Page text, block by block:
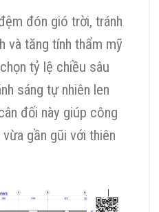
đón gió trời, tránh
và tăng tính thẩm mỹ
tỷ lệ chiều sâu
sáng tự nhiên len
đối này giúp công
gần gũi với thiên